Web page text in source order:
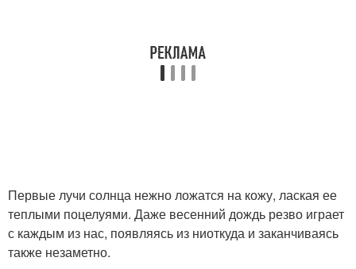
Первые лучи солнца нежно ложатся на кожу, лаская ее
теплыми поцелуями. Даже весенний дождь резво играет
с каждым из нас, появляясь из ниоткуда и заканчиваясь
также незаметно.